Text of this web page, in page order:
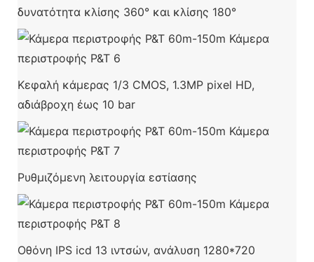
δυνατότητα κλίσης 360° και κλίσης 180°
Κεφαλή κάμερας 1/3 CMOS, 1.3MP pixel HD,
αδιάβροχη έως 10 bar
Ρυθμιζόμενη λειτουργία εστίασης
Οθόνη IPS icd 13 ιντσών, ανάλυση 1280*720